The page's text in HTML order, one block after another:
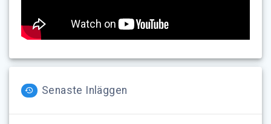
Senaste Inläggen